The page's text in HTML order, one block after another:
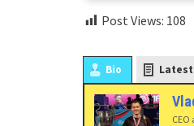
Post Views: 108
Bio
CEO